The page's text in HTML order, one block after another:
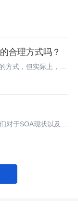
合理方式吗？
方式，但实际上，实
对于SOA现状以及未